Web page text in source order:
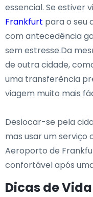
essencial. Se estiver
Frankfurt para o seu
com antecedência
sem estresse.Da
de outra cidade,
uma transferência
viagem muito mais
Deslocar-se pela
mas usar um serviço
Aeroporto de
confortável após
Dicas de